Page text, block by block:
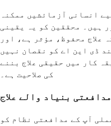
انسانی آزمائشیں ممکنہ
ہیں۔ محققین کو یہ یقینی
علاج محفوظ، مؤثر ہے، اور
ڈی این اے کو نقصان نہیں
کار میں حقیقی علاج بننے
کی صلاحیت ہے۔
مدافعتی بنیاد والے علاج
آپ کے مدافعتی نظام کو